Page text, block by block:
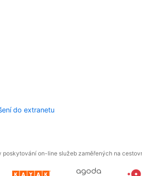
do extranetu
on-line služeb zaměřených na